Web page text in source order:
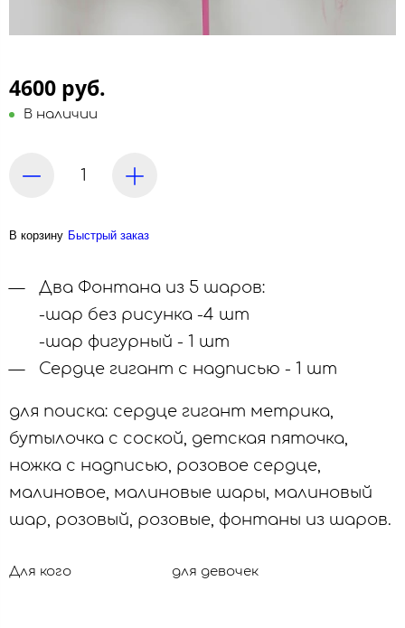
4600 руб.
В наличии
В корзину Быстрый заказ
Два Фонтана из 5 шаров:
-шар без рисунка -4 шт
-шар фигурный - 1 шт
Сердце гигант с надписью - 1 шт
для поиска: сердце гигант метрика,
бутылочка с соской, детская пяточка,
ножка с надписью, розовое сердце,
малиновое, малиновые шары, малиновый
шар, розовый, розовые, фонтаны из шаров.
Для кого для девочек